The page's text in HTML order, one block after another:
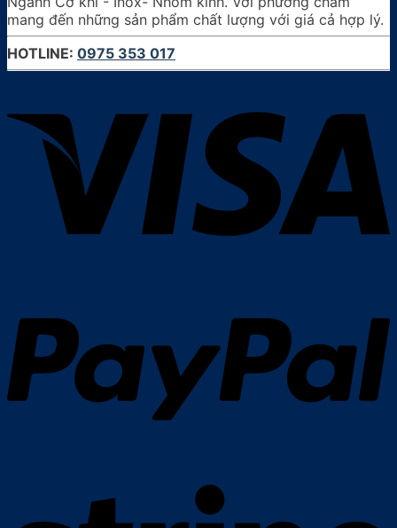
mang đến những sản phẩm chất lượng với giá cả hợp lý.
HOTLINE: 0975 353 017